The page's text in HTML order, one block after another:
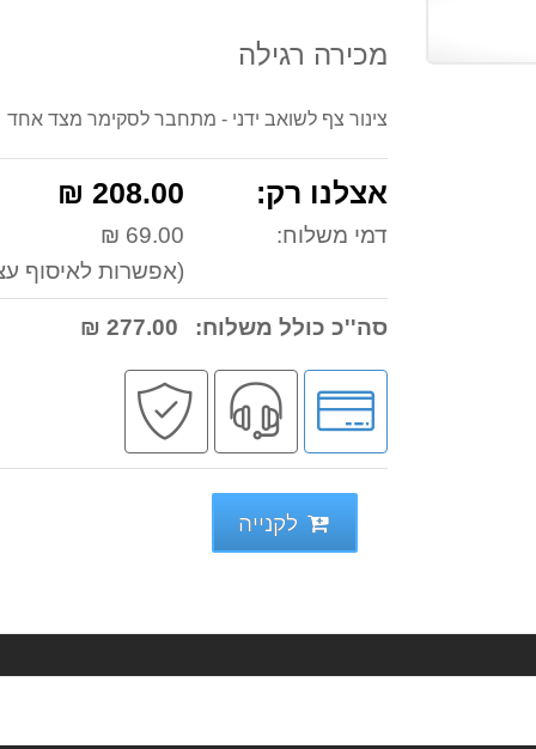
מכירה רגילה
צינור צף לשואב ידני - מתחבר לסקימר מצד אחד
אצלנו רק: 208.00 ₪
דמי משלוח:
69.00 ₪
(אפשרות לאיסוף
סה''כ כולל משלוח:
לחץ
לאפשרויות
תשלומים
שירות
מקצועי
לקנייה